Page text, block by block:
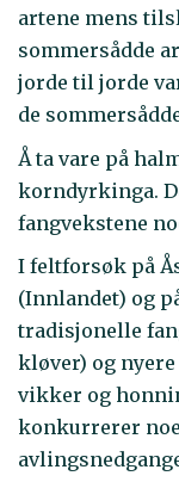
artene mens
sommersådde
jorde til jorde
de
Å ta vare på
korndyrkinga.
fangvekstene
I feltforsøk på
(Innlandet) og
tradisjonelle
kløver) og
vikker og
konkurrerer